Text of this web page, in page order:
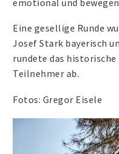
Eine gesellige Runde
Josef Stark bayerisch
rundete das
Teilnehmer ab.
Fotos: Gregor Eisele